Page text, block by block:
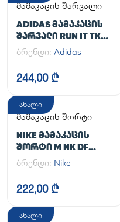
მამაკაცის შარვალი
ADIDAS ᲛᲐᲛᲐᲙᲐᲪᲘᲡ
ᲨᲐᲠᲕᲐᲚᲘ RUN IT TKO
PANT
ბრენდი: Adidas
244,00 ₾
ახალი
მამაკაცის შორტი
NIKE ᲛᲐᲛᲐᲙᲐᲪᲘᲡ
ᲨᲝᲠᲢᲘ M NK DF
UNLIMITED WVN 7IN
2IN1
ბრენდი: Nike
222,00 ₾
ახალი